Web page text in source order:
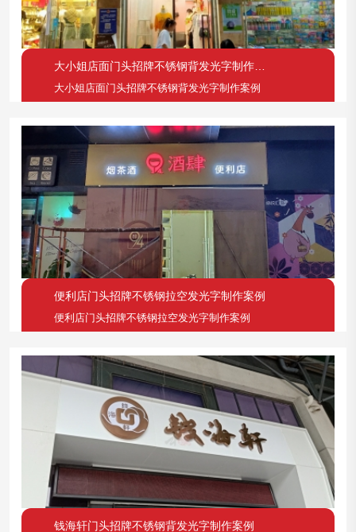
大小姐店面门头招牌不锈钢背发光字制作案例
大小姐店面门头招牌不锈钢背发光字制作案例
便利店门头招牌不锈钢拉空发光字制作案例
便利店门头招牌不锈钢拉空发光字制作案例
钱海轩门头招牌不锈钢背发光字制作案例